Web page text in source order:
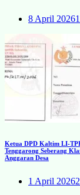
8 April 2026
Ketua DPD Kaltim LI-
Tenggarong Seberang
Anggaran Desa
1 April 2026